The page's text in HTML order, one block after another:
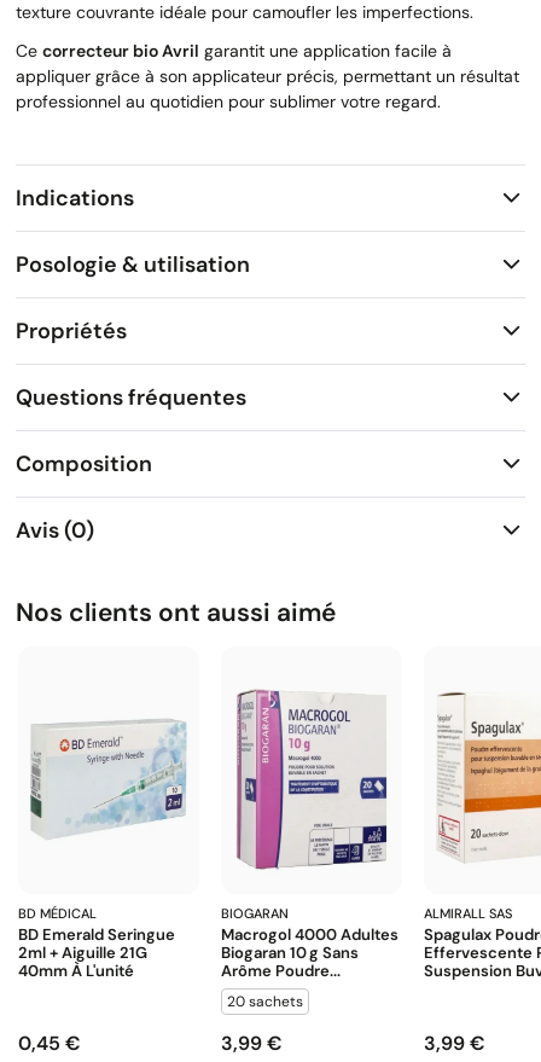
texture couvrante idéale pour camoufler les imperfections.
Ce correcteur bio Avril garantit une application facile à
appliquer grâce à son applicateur précis, permettant un résultat
professionnel au quotidien pour sublimer votre regard.
Indications
Posologie & utilisation
Propriétés
Questions fréquentes
Composition
Avis (0)
Nos clients ont aussi aimé
BD MÉDICAL
BD Emerald Seringue
2ml + Aiguille 21G
40mm À L'unité
Prix
0,45 €
BIOGARAN
Macrogol 4000 Adultes
Biogaran 10 G Sans
Arôme Poudre...
20 sachets
Prix
3,99 €
ALMIRALL SAS
Spagulax
Effervescente
Suspension
Prix
3,99 €